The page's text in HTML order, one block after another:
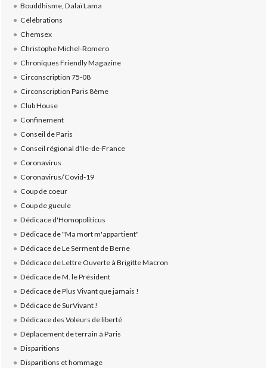
Bouddhisme, Dalaï Lama
Célébrations
Chemsex
Christophe Michel-Romero
Chroniques Friendly Magazine
Circonscription 75-08
Circonscription Paris 8ème
Club House
Confinement
Conseil de Paris
Conseil régional d'Ile-de-France
Coronavirus
Coronavirus/Covid-19
Coup de coeur
Coup de gueule
Dédicace d'Homopoliticus
Dédicace de "Ma mort m'appartient"
Dédicace de Le Serment de Berne
Dédicace de Lettre Ouverte à Brigitte Macron
Dédicace de M. le Président
Dédicace de Plus Vivant que jamais !
Dédicace de SurVivant !
Dédicace des Voleurs de liberté
Déplacement de terrain à Paris
Disparitions
Disparitions et hommage